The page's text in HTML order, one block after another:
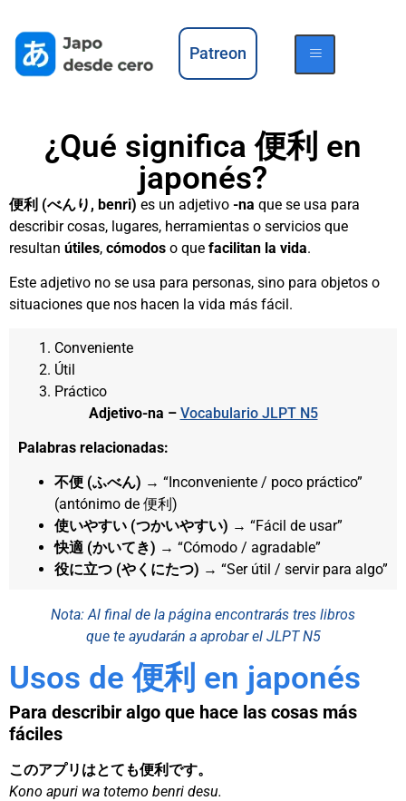
Patreon
¿Qué significa 便利 en
japonés?
便利 (べんり, benri) es un adjetivo -na que se usa para
describir cosas, lugares, herramientas o servicios que
resultan útiles, cómodos o que facilitan la vida.
Este adjetivo no se usa para personas, sino para objetos o
situaciones que nos hacen la vida más fácil.
Conveniente
Útil
Práctico
Adjetivo-na – Vocabulario JLPT N5
Palabras relacionadas:
不便 (ふべん) → “Inconveniente / poco práctico”
(antónimo de 便利)
使いやすい (つかいやすい) → “Fácil de usar”
快適 (かいてき) → “Cómodo / agradable”
役に立つ (やくにたつ) → “Ser útil / servir para algo”
Nota: Al final de la página encontrarás tres libros
que te ayudarán a aprobar el JLPT N5
Usos de 便利 en japonés
Para describir algo que hace las cosas más
fáciles
このアプリはとても便利です。
Kono apuri wa totemo benri desu.